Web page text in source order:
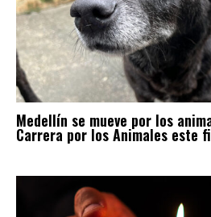
Medellín se mueve por los
Carrera por los Animales este